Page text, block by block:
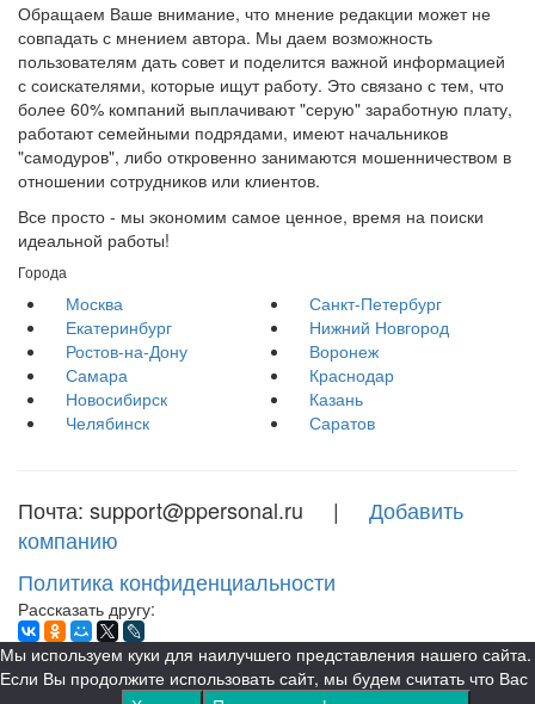
Обращаем Ваше внимание, что мнение редакции может не
совпадать с мнением автора. Мы даем возможность
пользователям дать совет и поделится важной информацией
с соискателями, которые ищут работу. Это связано с тем, что
более 60% компаний выплачивают "серую" заработную плату,
работают семейными подрядами, имеют начальников
"самодуров", либо откровенно занимаются мошенничеством в
отношении сотрудников или клиентов.
Все просто - мы экономим самое ценное, время на поиски
идеальной работы!
Города
Москва
Санкт-Петербург
Екатеринбург
Нижний Новгород
Ростов-на-Дону
Воронеж
Самара
Краснодар
Новосибирск
Казань
Челябинск
Саратов
Почта: support@ppersonal.ru | Добавить
компанию
Политика конфиденциальности
Рассказать другу:
Мы используем куки для наилучшего представления нашего сайта.
Если Вы продолжите использовать сайт, мы будем считать что Вас